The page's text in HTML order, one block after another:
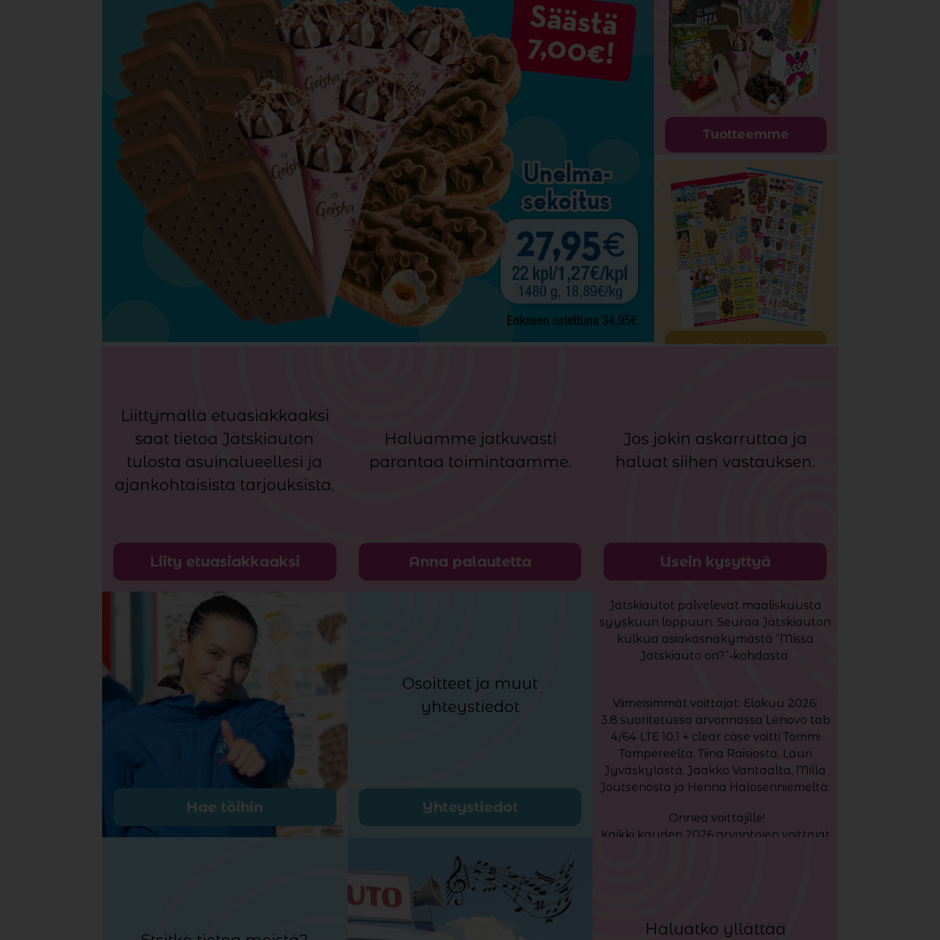
Tuotteemme
Viimeisin esite
Liittymällä etuasiakkaaksi
saat tietoa Jätskiauton
tulosta asuinalueellesi ja
ajankohtaisista tarjouksista.
Liity etuasiakkaaksi
Haluamme jatkuvasti
parantaa toimintaamme.
Anna palautetta
Jos jokin askarruttaa ja
haluat siihen vastauksen.
Usein kysyttyä
Hae töihin
Osoitteet ja muut
yhteystiedot
Yhteystiedot
Jätskiautot palvelevat maaliskuusta
syyskuun loppuun. Seuraa Jätskiauton
kulkua asiakasnäkymästä ”Missä
Jätskiauto on?”-kohdasta.
Viimeisimmät voittajat: Elokuu 2026:
3.8 suoritetussa arvonnassa Lenovo tab
4/64 LTE 10,1 + clear case voitti Tommi
Tampereelta, Tiina Raisiosta, Lauri
Jyväskylästä, Jaakko Vantaalta, Milla
Joutsenosta ja Henna Halosenniemeltä.
Onnea voittajille!
Kaikki kauden 2026 arvontojen voittajat
Haluatko yllättää